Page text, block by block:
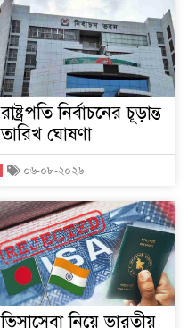
রাষ্ট্রপতি নির্বাচনের চূড়ান্ত
তারিখ ঘোষণা
০৬-০৮-২০২৬
ভিসাসেবা নিয়ে ভারতীয়